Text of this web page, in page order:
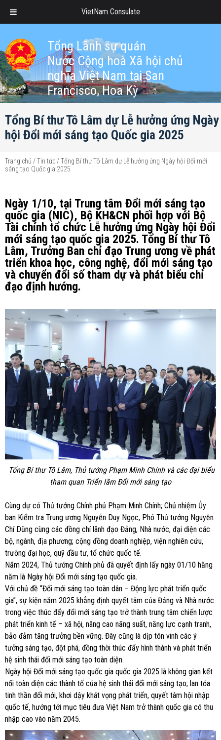
Tổng Lãnh sự quán
Nước Cộng hoà Xã hội chủ
nghĩa Việt Nam tại San
Francisco, Hoa Kỳ
Tổng Bí thư Tô Lâm dự Lễ hưởng ứng Ngày
hội Đổi mới sáng tạo Quốc gia 2025
Trang chủ /Tin tức /Tổng Bí thư Tô Lâm dự Lễ hưởng ứng Ngày hội Đổi mới
sáng tạo Quốc gia 2025
Ngày 1/10, tại Trung tâm Đổi mới sáng tạo
quốc gia (NIC), Bộ KH&CN phối hợp với Bộ
Tài chính tổ chức Lễ hưởng ứng Ngày hội Đổi
mới sáng tạo quốc gia 2025. Tổng Bí thư Tô
Lâm, Trưởng Ban chỉ đạo Trung ương về phát
triển khoa học, công nghệ, đổi mới sáng tạo
và chuyển đổi số tham dự và phát biểu chỉ
đạo định hướng.
Tổng Bí thư Tô Lâm, Thủ tướng Phạm Minh Chính và các đại biểu
tham quan Triển lãm Đổi mới sáng tạo
Cùng dự có Thủ tướng Chính phủ Phạm Minh Chính; Chủ nhiệm Ủy
ban Kiểm tra Trung ương Nguyễn Duy Ngọc, Phó Thủ tướng Nguyễn
Chí Dũng cùng các đồng chí lãnh đạo Đảng, Nhà nước, đại diện các
bộ, ngành, địa phương; cộng đồng doanh nghiệp, viện nghiên cứu,
trường đại học, quỹ đầu tư, tổ chức quốc tế.
Năm 2024, Thủ tướng Chính phủ đã quyết định lấy ngày 01/10 hằng
năm là Ngày hội Đổi mới sáng tạo quốc gia.
Với chủ đề “Đổi mới sáng tạo toàn dân – Động lực phát triển quốc
gia”, sự kiện năm 2025 khẳng định quyết tâm của Đảng và Nhà nước
trong việc thúc đẩy đổi mới sáng tạo trở thành trung tâm chiến lược
phát triển kinh tế – xã hội, nâng cao năng suất, năng lực cạnh tranh,
bảo đảm tăng trưởng bền vững. Đây cũng là dịp tôn vinh các ý
tưởng sáng tạo, đột phá, đồng thời thúc đẩy hình thành và phát triển
hệ sinh thái đổi mới sáng tạo toàn diện.
Ngày hội Đổi mới sáng tạo quốc gia quốc gia 2025 là không gian kết
nối toàn diện các thành tố của hệ sinh thái đổi mới sáng tạo; lan tỏa
tinh thần đổi mới, khơi dậy khát vọng phát triển, quyết tâm hội nhập
quốc tế, hướng tới mục tiêu đưa Việt Nam trở thành quốc gia có thu
nhập cao vào năm 2045.
VietNam Consulate